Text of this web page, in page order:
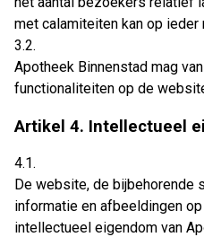
met calamiteiten kan op ieder
3.2.
Apotheek Binnenstad mag
functionaliteiten op de
Artikel 4. Intellectueel
4.1.
De website, de bijbehorende
informatie en afbeeldingen
intellectueel eigendom van